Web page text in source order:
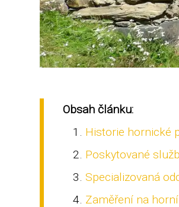
Obsah článku:
Historie hornické
Poskytované
Specializovaná
Zaměření na